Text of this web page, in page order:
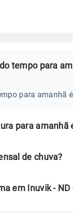
tempo para
para amanhã
para amanhã
de chuva?
em Inuvik -